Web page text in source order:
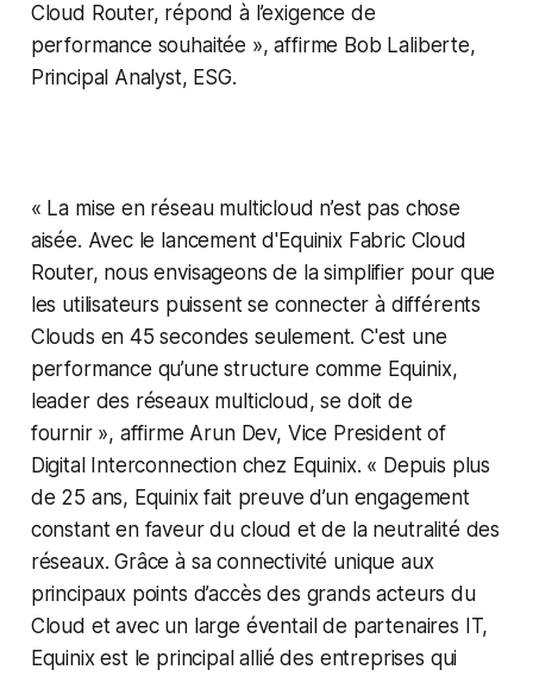
Cloud Router, répond à l’exigence de
performance souhaitée », affirme Bob Laliberte,
Principal Analyst, ESG.
« La mise en réseau multicloud n’est pas chose
aisée. Avec le lancement d'Equinix Fabric Cloud
Router, nous envisageons de la simplifier pour que
les utilisateurs puissent se connecter à différents
Clouds en 45 secondes seulement. C'est une
performance qu’une structure comme Equinix,
leader des réseaux multicloud, se doit de
fournir », affirme Arun Dev, Vice President of
Digital Interconnection chez Equinix. « Depuis plus
de 25 ans, Equinix fait preuve d’un engagement
constant en faveur du cloud et de la neutralité des
réseaux. Grâce à sa connectivité unique aux
principaux points d’accès des grands acteurs du
Cloud et avec un large éventail de partenaires IT,
Equinix est le principal allié des entreprises qui